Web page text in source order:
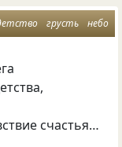
грусть небо
счастья…